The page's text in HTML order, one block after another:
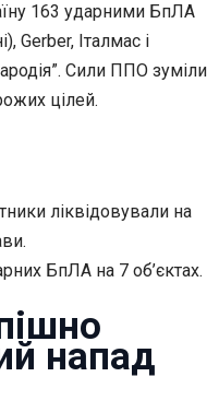
163 ударними БпЛА
Gerber, Італмас і
Сили ППО зуміли
цілей.
ліквідовували на
БпЛА на 7 об’єктах.
напад